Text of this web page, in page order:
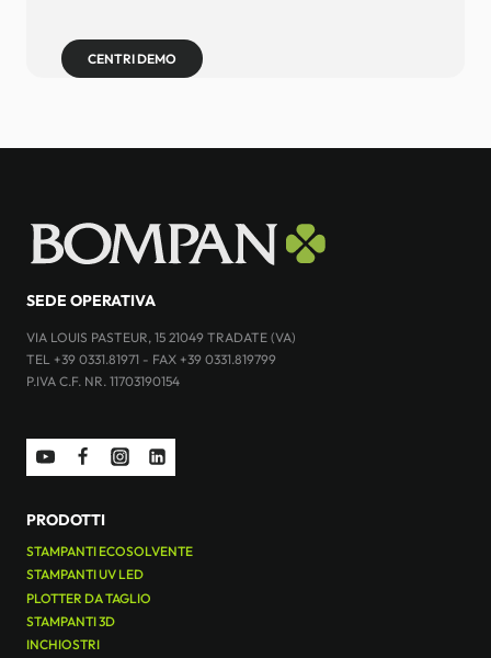
CENTRI DEMO
SEDE OPERATIVA
VIA LOUIS PASTEUR, 15 21049 TRADATE (VA)
TEL +39 0331.81971 - FAX +39 0331.819799
P.IVA C.F. NR. 11703190154
PRODOTTI
STAMPANTI ECOSOLVENTE
STAMPANTI UV LED
PLOTTER DA TAGLIO
STAMPANTI 3D
INCHIOSTRI